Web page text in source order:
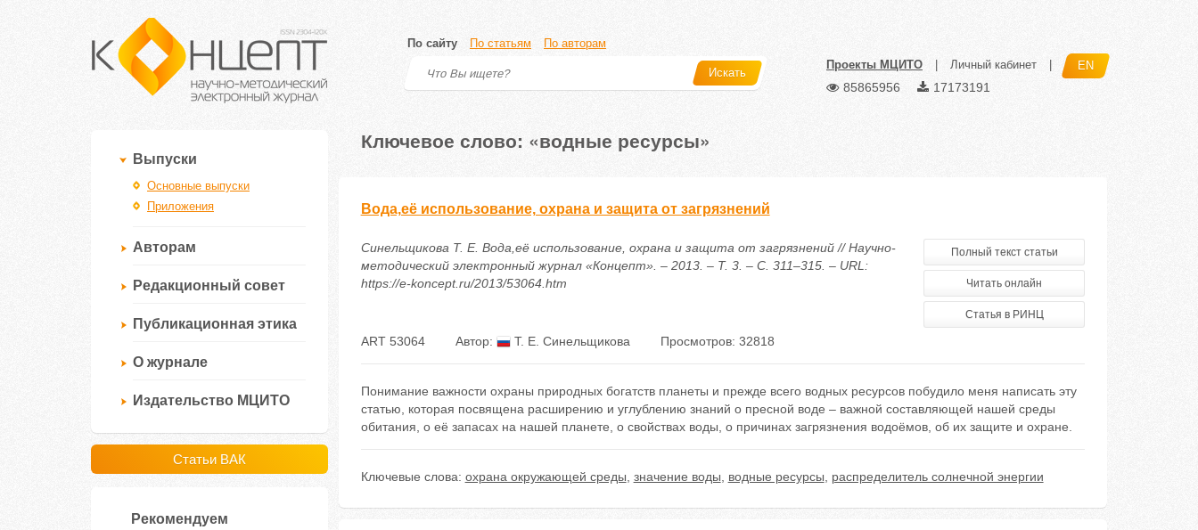
По сайту По статьям По авторам
Искать
Проекты МЦИТО Личный кабинет EN
85865956 17173191
Выпуски
Основные выпуски
Приложения
Авторам
Редакционный совет
Публикационная этика
О журнале
Издательство МЦИТО
Статьи ВАК
Рекомендуем
Ключевое слово: «водные ресурсы»
Вода,её использование, охрана и защита от загрязнений
Синельщикова Т. Е. Вода,её использование, охрана и защита от загрязнений // Научно-
методический электронный журнал «Концепт». – 2013. – Т. 3. – С. 311–315. – URL:
https://e-koncept.ru/2013/53064.htm
Полный текст статьи
Читать онлайн
Статья в РИНЦ
ART 53064 Автор: Т. Е. Синельщикова Просмотров: 32818
Понимание важности охраны природных богатств планеты и прежде всего водных ресурсов побудило меня написать эту
статью, которая посвящена расширению и углублению знаний о пресной воде – важной составляющей нашей среды
обитания, о её запасах на нашей планете, о свойствах воды, о причинах загрязнения водоёмов, об их защите и охране.
Ключевые слова: охрана окружающей среды значение воды водные ресурсы распределитель солнечной энергии